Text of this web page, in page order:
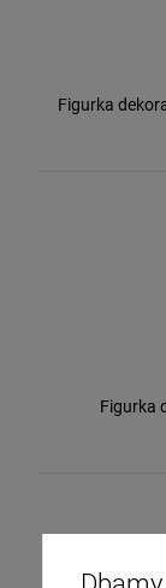
Figurka
Figurka